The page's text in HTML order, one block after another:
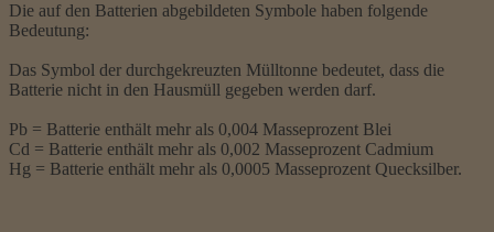
Die auf den Batterien abgebildeten Symbole haben folgende
Bedeutung:
Das Symbol der durchgekreuzten Mülltonne bedeutet, dass die
Batterie nicht in den Hausmüll gegeben werden darf.
Pb = Batterie enthält mehr als 0,004 Masseprozent Blei
Cd = Batterie enthält mehr als 0,002 Masseprozent Cadmium
Hg = Batterie enthält mehr als 0,0005 Masseprozent Quecksilber.